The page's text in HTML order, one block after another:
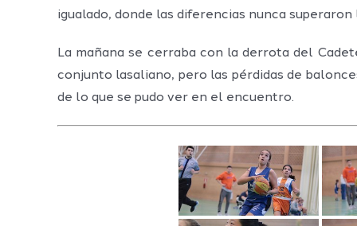
igualado, donde las diferencias nunca
La mañana se cerraba con la derrota del
conjunto lasaliano, pero las pérdidas de
de lo que se pudo ver en el encuentro.